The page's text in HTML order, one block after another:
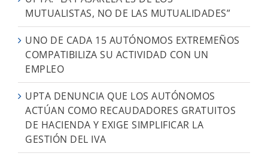
MUTUALISTAS, NO DE LAS MUTUALIDADES”
UNO DE CADA 15 AUTÓNOMOS EXTREMEÑOS
COMPATIBILIZA SU ACTIVIDAD CON UN
EMPLEO
UPTA DENUNCIA QUE LOS AUTÓNOMOS
ACTÚAN COMO RECAUDADORES GRATUITOS
DE HACIENDA Y EXIGE SIMPLIFICAR LA
GESTIÓN DEL IVA